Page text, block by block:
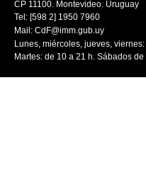
CP 11100. Montevideo. Uruguay
Tel: [598 2] 1950 7960
Mail: CdF@imm.gub.uy
Lunes, miércoles, jueves,
Martes: de 10 a 21 h. Sábados